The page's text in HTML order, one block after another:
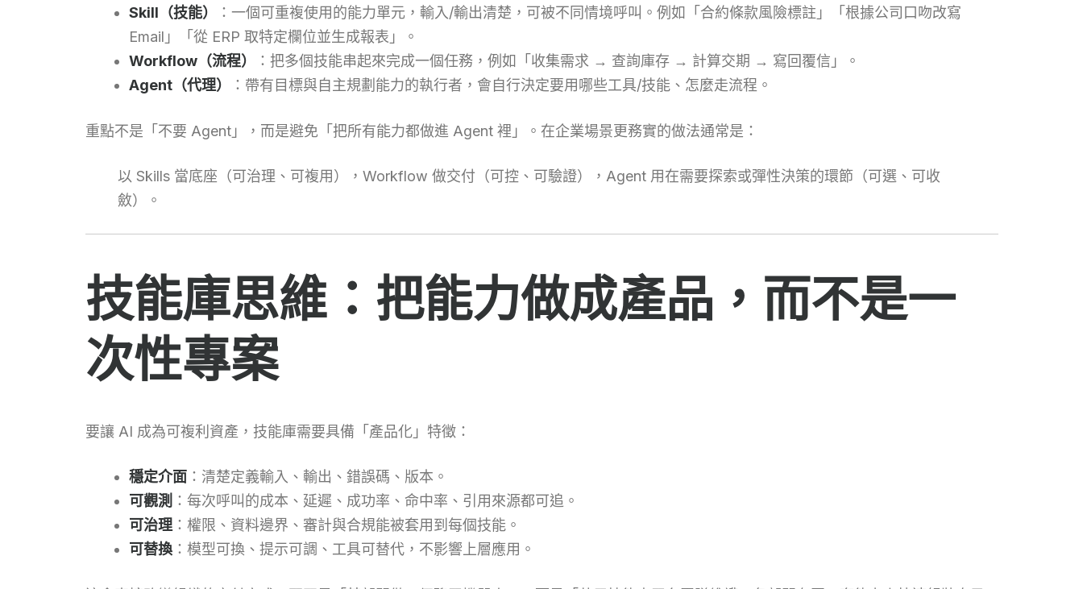
Skill（技能）
：一個可重複使用的能力單元，輸入/輸出清楚，可被不同情境呼叫。例如「合約條款風險標註」「根據公司口吻改寫
Email」「從 ERP 取特定欄位並生成報表」。
Workflow（流程）
：把多個技能串起來完成一個任務，例如「收集需求 → 查詢庫存 → 計算交期 → 寫回覆信」。
Agent（代理）
：帶有目標與自主規劃能力的執行者，會自行決定要用哪些工具/技能、怎麼走流程。
重點不是「不要 Agent」，而是避免「把所有能力都做進 Agent 裡」。在企業場景更務實的做法通常是：
以 Skills 當底座（可治理、可複用），Workflow 做交付（可控、可驗證），Agent 用在需要探索或彈性決策的環節（可選、可收
斂）。
技能庫思維：把能力做成產品，而不是一
次性專案
要讓 AI 成為可複利資產，技能庫需要具備「產品化」特徵：
穩定介面：清楚定義輸入、輸出、錯誤碼、版本。
可觀測 ：每次呼叫的成本、延遲、成功率、命中率、引用來源都可追。
可治理：權限、資料邊界、審計與合規能被套用到每個技能。
可替換：模型可換、提示可調、工具可替代，不影響上層應用。